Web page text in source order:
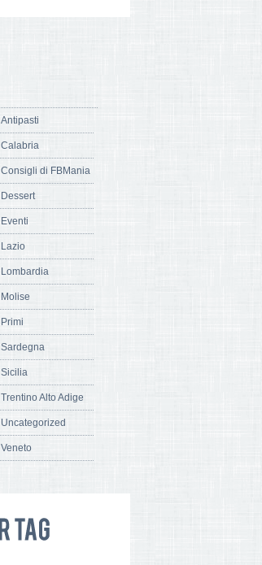
Antipasti
Calabria
Consigli di FBMania
Dessert
Eventi
Lazio
Lombardia
Molise
Primi
Sardegna
Sicilia
Trentino Alto Adige
Uncategorized
Veneto